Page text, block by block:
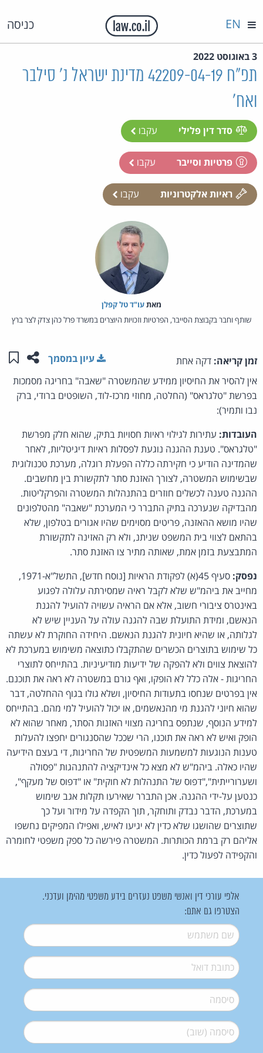
כניסה EN
3 באוגוסט 2022
תפ"ח 42209-04-19 מדינת ישראל נ' סילבר
ואח'
סדר דין פלילי עקבו
פרטיות וסייבר עקבו
ראיות אלקטרוניות עקבו
מאת‏עו"ד טל קפלן
שותף וחבר בקבוצת הסייבר, הפרטיות וזכויות היוצרים במשרד פרל כהן צדק לצר ברץ
זמן קריאה: דקה אחת שתפו
עיון במסמך
אין להסיר את החיסיון ממידע שהמשטרה "שאבה" בחריגה מסמכות
בפרשת "טלגראס" (החלטה, מחוזי מרכז-לוד, השופטים ברודי, ברק
נבו ותמיר):
העובדות: עתירות לגילוי ראיות חסויות בתיק, שהוא חלק מפרשת
"טלגראס". טענת ההגנה נוגעת לפסלות ראיות דיגיטליות, לאחר
שהמדינה הודיע כי חקירתה כללה הפעלת רוגלה, מערכת טכנולוגית
שבשימוש המשטרה, לצורך האזנת סתר לתקשורת בין מחשבים.
ההגנה טענה לכשלים חוזרים בהתנהלות המשטרה והפרקליטות.
מהבדיקה שנערכה בתיק התברר כי המערכת "שאבה" מהטלפונים
שהיו מושא ההאזנה, פריטים מסוימים שהיו אגורים בטלפון, שלא
בהתאם לצווי בית המשפט שניתנ, ולא רק האזינה לתקשורת
המתבצעת בזמן אמת, שאותה מתיר צו האזנת סתר.
נפסק:
סעיף 45(א) לפקודת הראיות [נוסח חדש], התשל"א-1971,
מחייב את ביהמ"ש שלא לקבל ראיה שמסירתה עלולה לפגוע
באינטרס ציבורי חשוב, אלא אם הראיה עשויה להועיל להגנת
הנאשם, ומידת התועלת שבה להגנה עולה על העניין שיש לא
לגלותה, או שהיא חיונית להגנת הנאשם. היחידה החוקרת לא עשתה
כל שימוש בתוצרים הכשרים שהתקבלו כתוצאה משימוש במערכת לא
להוצאת צווים ולא להפקה של ידיעות מודיעיניות. בהתייחס לתוצרי
החריגות - אלה כלל לא הופקו, ואף גורם במשטרה לא ראה את תוכנם.
אין בפרטים שנחסו בתעודות החיסיון, ושלא גולו בגוף ההחלטה, דבר
שהוא חיוני להגנת מי מהנאשמים, או יכול להועיל למי מהם. בהתייחס
למידע הנוסף, שנתפס בחריגה מצווי האזנות הסתר, מאחר שהוא לא
הופק ואיש לא ראה את תוכנו, הרי שככל שהסנגורים יחפצו להעלות
טענות הנוגעות למשמעות המשפטית של החריגות, די בעצם הידיעה
שהיו כאלה. ביהמ"ש לא מצא כל אינדיקציה להתנהגות "פסולה
ושערורייתית","דפוס של התנהלות לא חוקית" או "דפוס של מעקף",
כנטען על-ידי ההגנה. אכן התברר שאירעו תקלות אגב שימוש
במערכת, הדבר נבדק ותוחקר, תוך הקפדה על מידור ועל כך
שתוצרים שהושגו שלא כדין לא יגיעו לאיש, ואפילו המפיקים נחשפו
אליהם רק ברמת הכותרות. המשטרה פירשה כל ספק משפטי לחומרה
והקפידה לפעול כדין.
אלפי עורכי דין ואנשי משפט נעזרים בידע משפטי מהימן ועדכני.
הצטרפו גם אתם:
שם משתמש*
דואל*
סיסמה*
סיסמה (שוב)*